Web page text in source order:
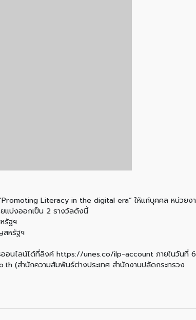
Literacy in the digital era” ให้แก่บุคคล หน่วยง
แบ่งออกเป็น 2 รางวัลดังนี้
รัฐฯ
สหรัฐฯ
ออนไลน์ได้ที่ลิงค์ https://unes.co/ilp-account ภายในวันที่ 6
(สำนักความสัมพันธ์ต่างประเทศ สำนักงานปลัดกระทรวง